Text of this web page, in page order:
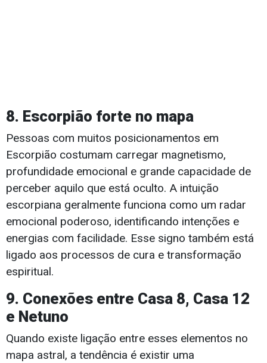
8. Escorpião forte no mapa
Pessoas com muitos posicionamentos em
Escorpião costumam carregar magnetismo,
profundidade emocional e grande capacidade de
perceber aquilo que está oculto. A intuição
escorpiana geralmente funciona como um radar
emocional poderoso, identificando intenções e
energias com facilidade. Esse signo também está
ligado aos processos de cura e transformação
espiritual.
9. Conexões entre Casa 8, Casa 12
e Netuno
Quando existe ligação entre esses elementos no
mapa astral, a tendência é existir uma